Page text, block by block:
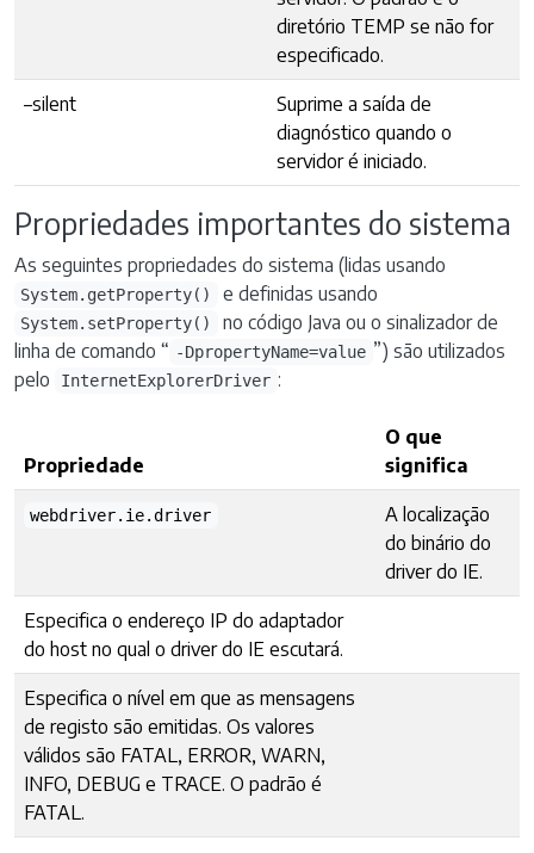
diretório TEMP se não for
especificado.
–silent
Suprime a saída de
diagnóstico quando o
servidor é iniciado.
Propriedades importantes do sistema
As seguintes propriedades do sistema (lidas usando
System.getProperty() e definidas usando
System.setProperty()
no código Java ou o sinalizador de
linha de comando “ -DpropertyName=value ”) são utilizados
pelo
InternetExplorerDriver :
Propriedade
O que
significa
webdriver.ie.driver
A localização
do binário do
driver do IE.
Especifica o endereço IP do adaptador
do host no qual o driver do IE escutará.
Especifica o nível em que as mensagens
de registo são emitidas. Os valores
válidos são FATAL, ERROR, WARN,
INFO, DEBUG e TRACE. O padrão é
FATAL.